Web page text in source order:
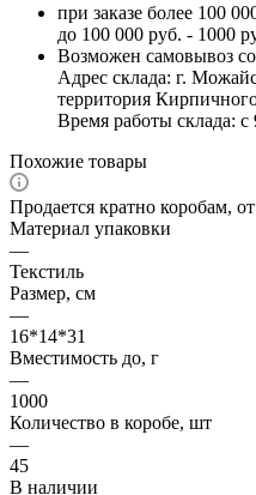
при заказе более 100
до 100 000 руб. - 1000
Возможен самовывоз
Адрес склада: г.
территория
Время работы склада: с
Похожие товары
Продается кратно коробам,
Материал упаковки
—
Текстиль
Размер, см
—
16*14*31
Вместимость до, г
—
1000
Количество в коробе, шт
—
45
В наличии